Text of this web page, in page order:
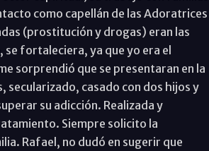
como capellán de las Adoratrices
(prostitución y drogas) eran las
se fortaleciera, ya que yo era el
sorprendió que se presentaran en la
secularizado, casado con dos hijos y
su adicción. Realizada y
Siempre solicito la
Rafael, no dudó en sugerir que